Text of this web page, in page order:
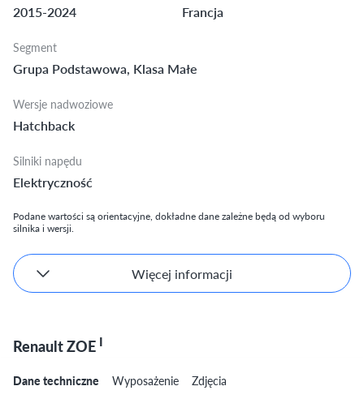
2015-2024 Francja
Segment
Grupa Podstawowa, Klasa Małe
Wersje nadwoziowe
Hatchback
Silniki napędu
Elektryczność
Podane wartości są orientacyjne, dokładne dane zależne będą od wyboru
silnika i wersji.
Więcej informacji
Renault ZOE I
Dane techniczne Wyposażenie Zdjęcia